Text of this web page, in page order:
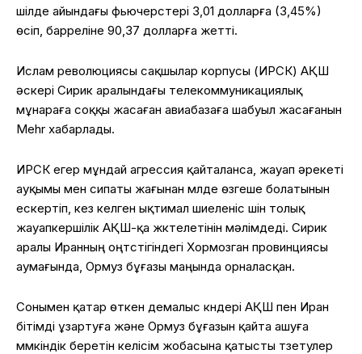
шілде айындағы фьючерстері 3,01 долларға (3,45%)
өсіп, барреліне 90,37 долларға жетті.
Ислам революциясы сақшылар корпусы (ИРСК) АҚШ
әскері Сирик аралындағы телекоммуникациялық
мұнараға соққы жасаған авиабазаға шабуыл жасағанын
Mehr хабарлады.
ИРСК егер мұндай агрессия қайталанса, жауап әрекеті
ауқымы мен сипаты жағынан мүлде өзгеше болатынын
ескертіп, кез келген ықтимал шиеленіс үшін толық
жауапкершілік АҚШ-қа жүктелетінін мәлімдеді. Сирик
аралы Иранның оңтүстігіндегі Хормозган провинциясы
аумағында, Ормуз бұғазы маңында орналасқан.
Сонымен қатар өткен демалыс күндері АҚШ пен Иран
бітімді ұзартуға және Ормуз бұғазын қайта ашуға
мүмкіндік беретін келісім жобасына қатысты түзетулер